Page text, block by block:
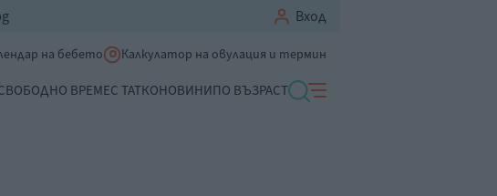
Вход
на бебето Калкулатор на овулация и термин
ВРЕМЕС ТАТКОНОВИНИПО ВЪЗРАСТ